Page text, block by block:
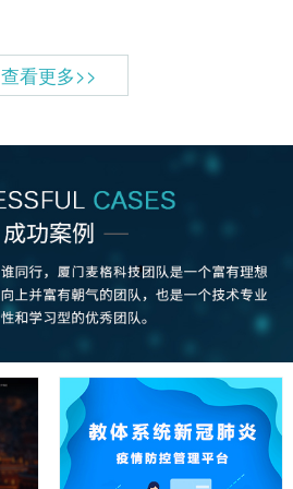
查看更多>>